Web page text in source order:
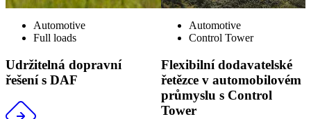
Automotive
Full loads
Udržitelná dopravní
řešení s DAF
Automotive
Control Tower
Flexibilní dodavatelské
řetězce v automobilovém
průmyslu s Control
Tower